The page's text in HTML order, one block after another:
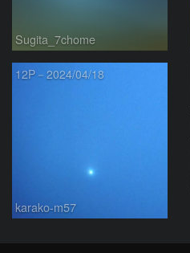
Sugita_7chome
12P－2024/04/18
karako-m57